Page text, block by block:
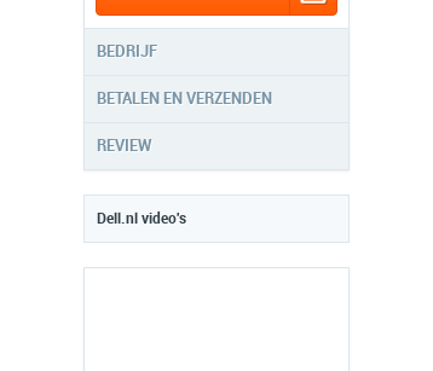
BEDRIJF
BETALEN EN VERZENDEN
REVIEW
Dell.nl video's